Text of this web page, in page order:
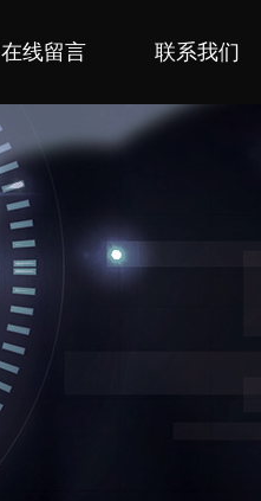
在线留言 联系我们